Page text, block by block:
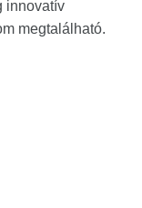
innovatív
megtalálható.